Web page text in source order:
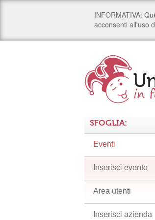
SFOGLIA:
Eventi
Inserisci evento
Area utenti
Inserisci azienda